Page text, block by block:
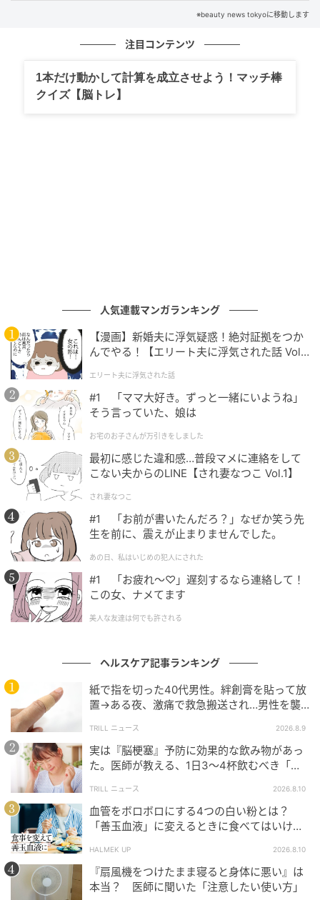
方”も大切な要素のひとつ。無理に制限するのではな
が、体型キープの鍵となるでしょう。＜取材・文：
beauty news tokyo編集部＞ ※画像は生成AIで作成し
ています ※本記事は食行動および栄養学に関する一般
※beauty news tokyoに移動します
注目コンテンツ
1本だけ動かして計算を成立させよう！マッチ棒
クイズ【脳トレ】
人気連載マンガランキング
【漫画】新婚夫に浮気疑惑！絶対証拠をつか
んでやる！【エリート夫に浮気された話 Vol.
エリート夫に浮気された話
#1 「ママ大好き。ずっと一緒にいようね」
そう言っていた、娘は
お宅のお子さんが万引きをしました
最初に感じた違和感…普段マメに連絡をして
こない夫からのLINE【され妻なつこ Vol.1】
され妻なつこ
#1 「お前が書いたんだろ？」なぜか笑う先
生を前に、震えが止まりませんでした。
あの日、私はいじめの犯人にされた
#1 「お疲れ〜♡」遅刻するなら連絡して！
この女、ナメてます
美人な友達は何でも許される
ヘルスケア記事ランキング
紙で指を切った40代男性。絆創膏を貼って放
置→ある夜、激痛で救急搬送され…男性を襲
TRILL ニュース 2026.8.9
実は『脳梗塞』予防に効果的な飲み物があっ
た。医師が教える、1日3～4杯飲むべき「身
TRILL ニュース 2026.8.10
血管をボロボロにする4つの白い粉とは？
「善玉血液」に変えるときに食べてはいけな
HALMEK UP 2026.8.10
『扇風機をつけたまま寝ると身体に悪い』は
本当？ 医師に聞いた「注意したい使い方」